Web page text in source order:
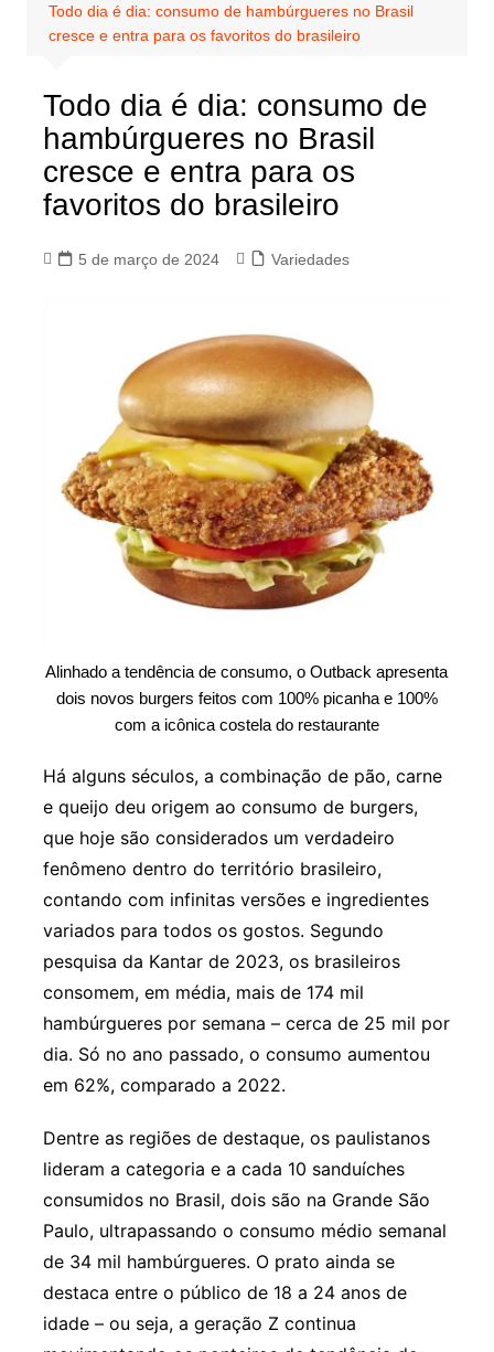
Todo dia é dia: consumo de hambúrgueres no Brasil
cresce e entra para os favoritos do brasileiro
Todo dia é dia: consumo de
hambúrgueres no Brasil
cresce e entra para os
favoritos do brasileiro
5 de março de 2024 Variedades
Alinhado a tendência de consumo, o Outback apresenta
dois novos burgers feitos com 100% picanha e 100%
com a icônica costela do restaurante
Há alguns séculos, a combinação de pão, carne
e queijo deu origem ao consumo de burgers,
que hoje são considerados um verdadeiro
fenômeno dentro do território brasileiro,
contando com infinitas versões e ingredientes
variados para todos os gostos. Segundo
pesquisa da Kantar de 2023, os brasileiros
consomem, em média, mais de 174 mil
hambúrgueres por semana – cerca de 25 mil por
dia. Só no ano passado, o consumo aumentou
em 62%, comparado a 2022.
Dentre as regiões de destaque, os paulistanos
lideram a categoria e a cada 10 sanduíches
consumidos no Brasil, dois são na Grande São
Paulo, ultrapassando o consumo médio semanal
de 34 mil hambúrgueres. O prato ainda se
destaca entre o público de 18 a 24 anos de
idade – ou seja, a geração Z continua